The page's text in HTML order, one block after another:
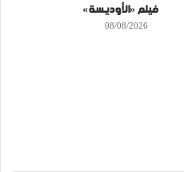
فيلم «الأوديسة»
08/08/2026